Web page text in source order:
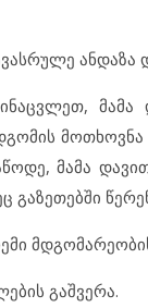
ანდაზა
მამა
გაზეთებში
გაშვერა.